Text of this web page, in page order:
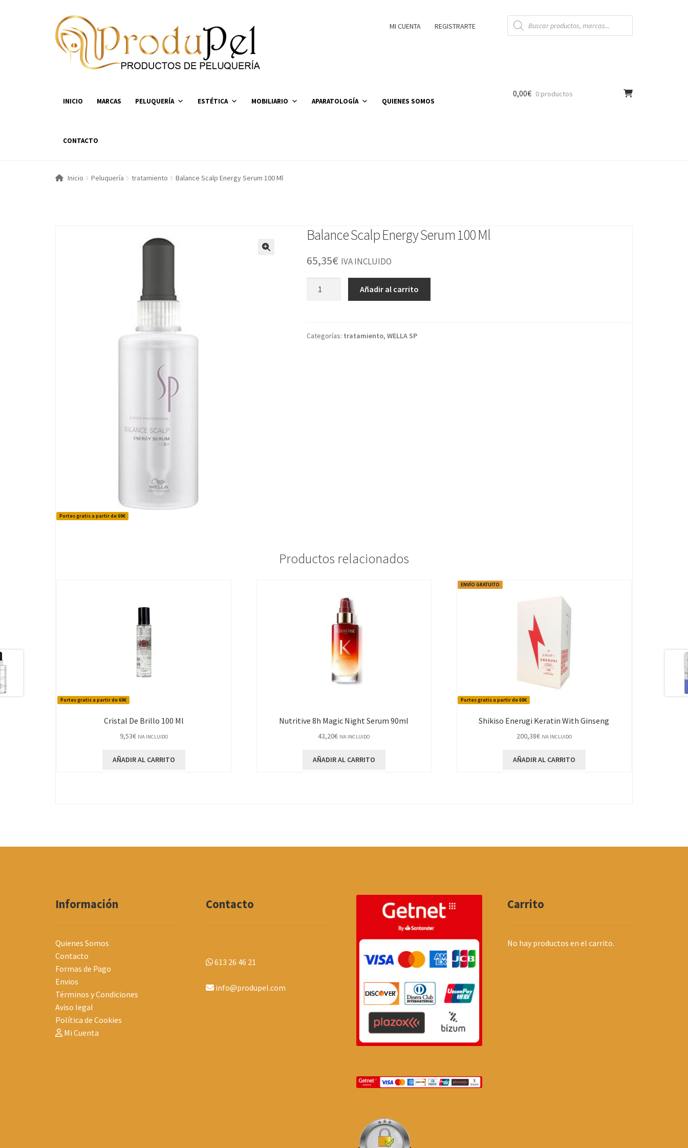
Ir
a
la
navegación
Ir
al
contenido
MI CUENTA REGISTRARTE
Búsqueda
de
productos
INICIO MARCAS PELUQUERÍA ESTÉTICA MOBILIARIO APARATOLOGÍA QUIENES SOMOS
CONTACTO
0,00€ 0 productos
Inicio Peluquería tratamiento Balance Scalp Energy Serum 100 Ml
Portes gratis a partir de 69€
Balance Scalp Energy Serum 100 Ml
65,35€ IVA INCLUIDO
100
Añadir al carrito
Categorías: tratamiento, WELLA SP
Productos relacionados
Portes gratis a partir de 69€
Cristal De Brillo 100 Ml
9,53€ IVA INCLUIDO
AÑADIR AL CARRITO
Nutritive 8h Magic Night Serum 90ml
43,20€ IVA INCLUIDO
AÑADIR AL CARRITO
Portes gratis a partir de 69€
ENVÍO GRATUITO
Shikiso Enerugi Keratin With Ginseng
200,38€ IVA INCLUIDO
AÑADIR AL CARRITO
Información
Quienes Somos
Contacto
Formas de Pago
Envios
Términos y Condiciones
Aviso legal
Política de Cookies
Mi Cuenta
Contacto
613 26 46 21
info@produpel.com
Carrito
No hay productos en el carrito.